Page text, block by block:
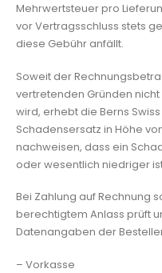
Mehrwertsteuer pro
vor Vertragsschluss stets
diese Gebühr anfällt.
Soweit der
vertretenden Gründen
wird, erhebt die Berns
Schadensersatz in Höhe
nachweisen, dass ein
oder wesentlich niedriger
Bei Zahlung auf Rechnung
berechtigtem Anlass prüft
Datenangaben der
– Vorkasse